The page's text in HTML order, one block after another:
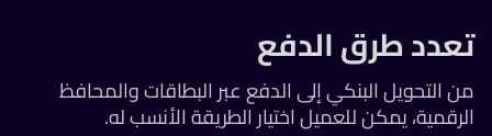
تعدد طرق الدفع
من التحويل البنكي إلى الدفع عبر البطاقات والمحافظ
الرقمية، يمكن للعميل اختيار الطريقة الأنسب له.